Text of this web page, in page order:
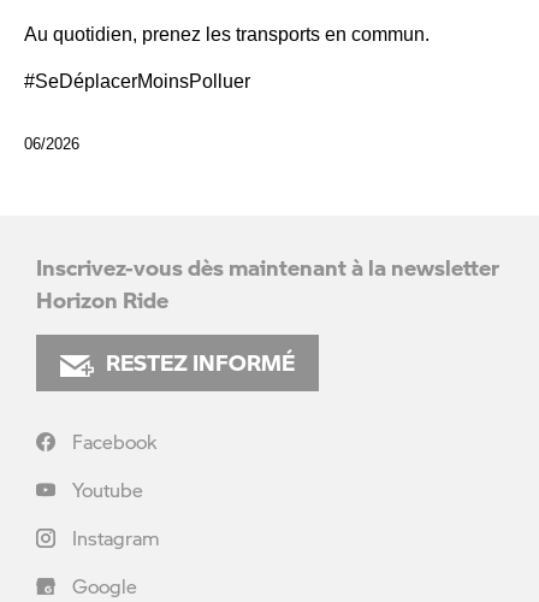
Au quotidien, prenez les transports en commun.
#SeDéplacerMoinsPolluer
06/2026
Inscrivez-vous dès maintenant à la newsletter
Horizon Ride
RESTEZ INFORMÉ
Facebook
Youtube
Instagram
Google